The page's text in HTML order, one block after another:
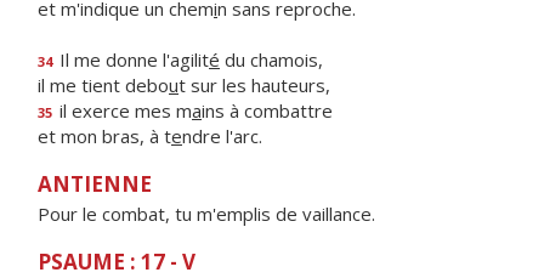
et m'indique un chemin sans reproche.
34 Il me donne l'agilité du chamois,
il me tient debout sur les hauteurs,
35 il exerce mes mains à combattre
et mon bras, à tendre l'arc.
ANTIENNE
Pour le combat, tu m'emplis de vaillance.
PSAUME : 17 - V